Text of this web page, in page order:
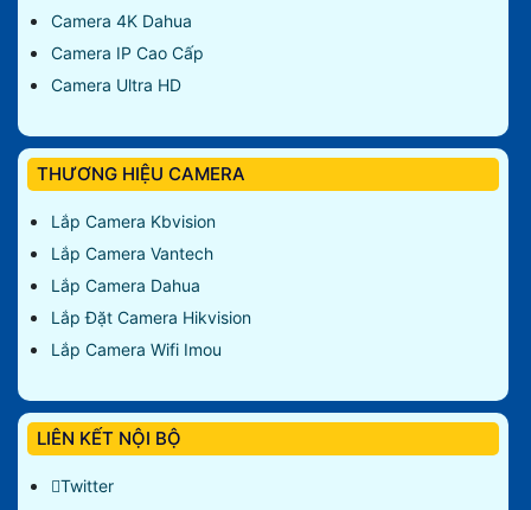
Camera 4K Dahua
Camera IP Cao Cấp
Camera Ultra HD
THƯƠNG HIỆU CAMERA
Lắp Camera Kbvision
Lắp Camera Vantech
Lắp Camera Dahua
Lắp Đặt Camera Hikvision
Lắp Camera Wifi Imou
LIÊN KẾT NỘI BỘ
Twitter